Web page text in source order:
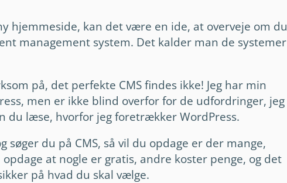
hjemmeside, kan det være en ide, at overveje om du
management system. Det kalder man de systemer
på, det perfekte CMS findes ikke! Jeg har min
men er ikke blind overfor for de udfordringer, jeg
du læse, hvorfor jeg foretrækker WordPress.
søger du på CMS, så vil du opdage er der mange,
at nogle er gratis, andre koster penge, og det
på hvad du skal vælge.